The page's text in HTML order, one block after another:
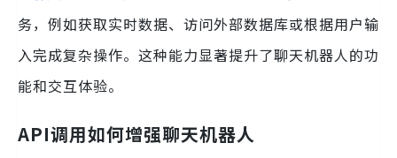
务，例如获取实时数据、访问外部数据库或根据用户输
入完成复杂操作。这种能力显著提升了聊天机器人的功
能和交互体验。
API调用如何增强聊天机器人